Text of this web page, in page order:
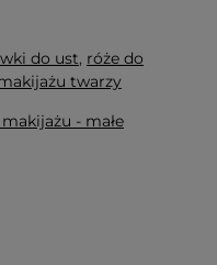
do ust, róże do
twarzy
- małe